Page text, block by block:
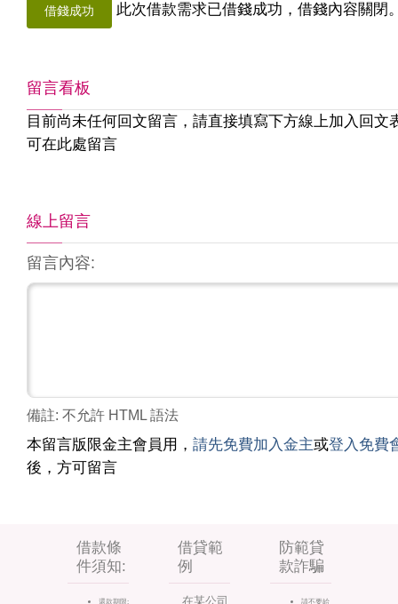
借錢成功 此次借款需求已借錢成功，借錢內容關閉
留言看板
目前尚未任何回文留言，請直接填寫下方線上加入回文
可在此處留言
線上留言
留言內容:
備註: 不允許 HTML 語法
本留言版限金主會員用， 請先免費加入金主或登入免費
後，方可留言
借款條
件須知:
還款期限:
借貸範
例
在某公司
防範貸
款詐騙
請不要給